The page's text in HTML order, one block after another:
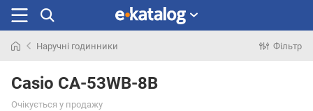
раніше
Наручні годинники Фільтр
Casio CA-53WB-8B
Очікується у продажу